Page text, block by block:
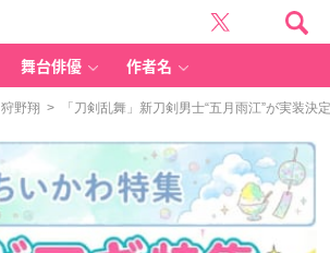
舞台俳優 作者名
狩野翔 > 「刀剣乱舞」新刀剣男士“五月雨江”が実装決